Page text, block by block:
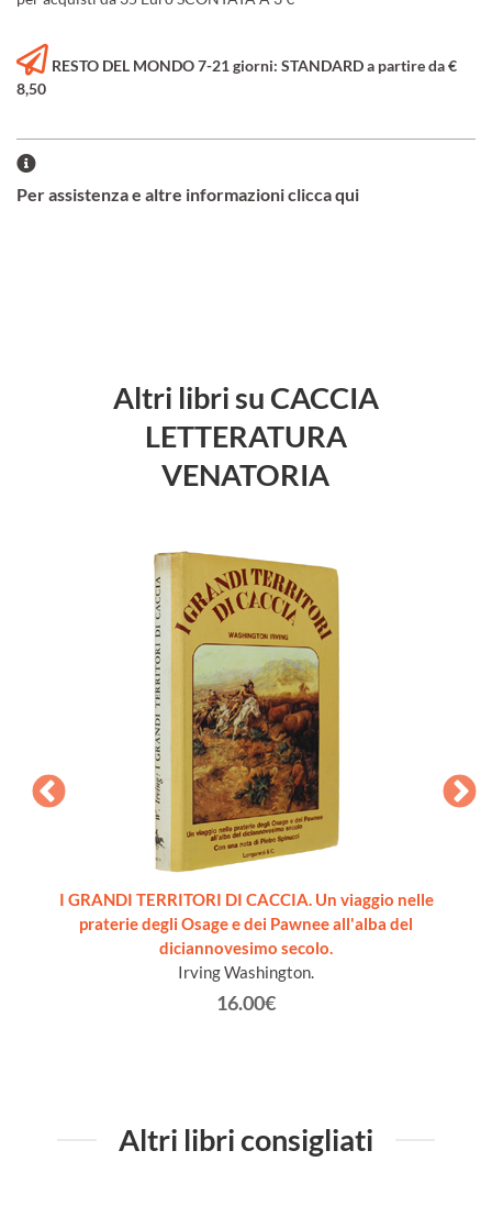
RESTO DEL MONDO 7-21 giorni: STANDARD a partire da €
8,50
Per assistenza e altre informazioni clicca qui
Altri libri su CACCIA
LETTERATURA
VENATORIA
I GRANDI TERRITORI DI CACCIA. Un viaggio nelle
praterie degli Osage e dei Pawnee all'alba del
diciannovesimo secolo.
Irving Washington.
16.00€
Altri libri consigliati